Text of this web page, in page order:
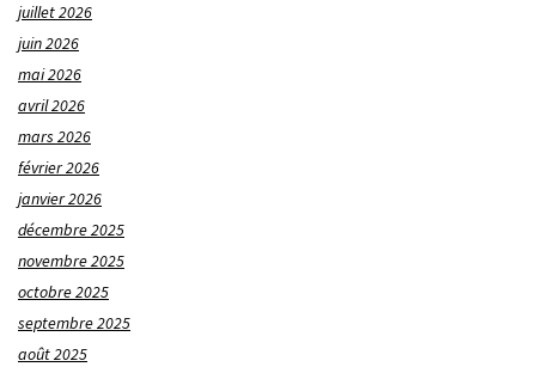
juillet 2026
juin 2026
mai 2026
avril 2026
mars 2026
février 2026
janvier 2026
décembre 2025
novembre 2025
octobre 2025
septembre 2025
août 2025